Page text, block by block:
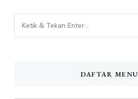
Mencari
Sesuatu?
DAFTAR MENU